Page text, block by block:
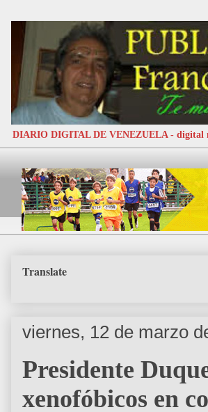
DIARIO DIGITAL DE VENEZUELA - digital
Translate
viernes, 12 de marzo
Presidente
xenofóbicos en